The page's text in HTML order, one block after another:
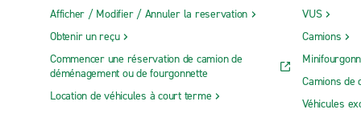
Afficher / Modifier / Annuler la reservation
Obtenir un reçu
Commencer une réservation de camion de
déménagement ou de fourgonnette
Location de véhicules à court terme
VUS
Camions
Camions de
Véhicules